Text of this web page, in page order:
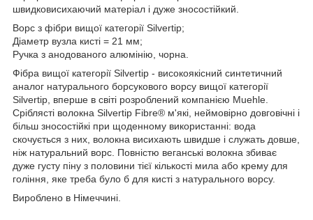
швидковисихаючий матеріал і дуже зносостійкий.
Ворс з фібри вищої категорії Silvertip;
Діаметр вузла кисті = 21 мм;
Ручка з анодованого алюмінію, чорна.
Фібра вищої категорії Silvertip - високоякісний синтетичний
аналог натурального борсукового ворсу вищої категорії
Silvertip, вперше в світі розроблений компанією Muehle.
Сріблясті волокна Silvertip Fibre® м'які, неймовірно довговічні і
більш зносостійкі при щоденному використанні: вода
скочується з них, волокна висихають швидше і служать довше,
ніж натуральний ворс. Повністю веганські волокна збиває
дуже густу піну з половини тієї кількості мила або крему для
гоління, яке треба було б для кисті з натурального ворсу.
Вироблено в Німеччині.